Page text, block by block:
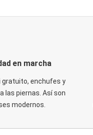
en marcha
gratuito, enchufes y
las piernas. Así son
modernos.